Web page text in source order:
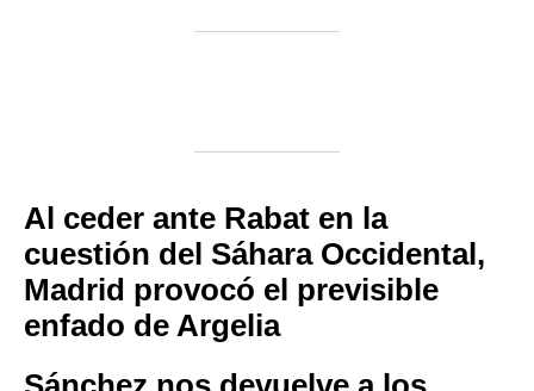
Al ceder ante Rabat en la
cuestión del Sáhara Occidental,
Madrid provocó el previsible
enfado de Argelia